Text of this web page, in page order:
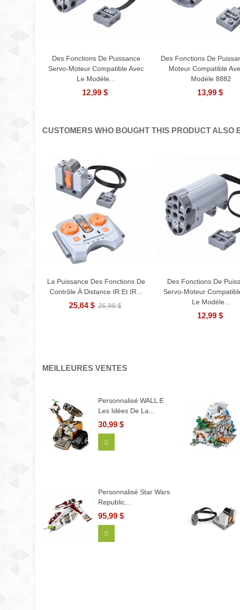
Ajouter Au Panier
Des Fonctions De Puissance
Servo-Moteur Compatible Avec
Le Modèle...
12,99 $
Ajouter Au Panier
Des Fonctions De
Moteur Compatible
Modèle 8882
13,99 $
CUSTOMERS WHO BOUGHT THIS PRODUCT ALSO
Ajouter Au Panier
La Puissance Des Fonctions De
Contrôle À Distance IR Et IR...
25,64 $ 26,99 $
Ajouter Au Panier
Des Fonctions De
Servo-Moteur
Le Modèle...
12,99 $
MEILLEURES VENTES
Personnalisé WALL E
Les Idées De La...
30,99 $
Personnalisé Star Wars
Republic...
95,99 $